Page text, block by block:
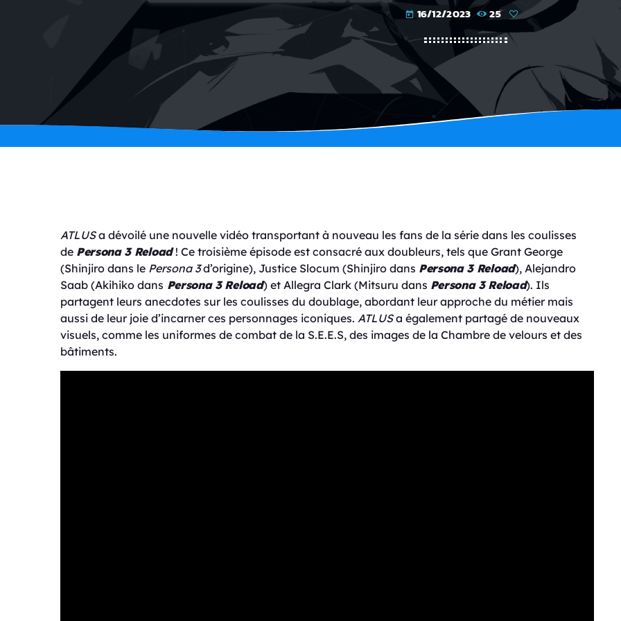
today 16/12/2023 25
ATLUSa dévoilé une nouvelle vidéo transportant à nouveau les fans de la série dans les coulisses
de Persona 3 Reload! Ce troisième épisode est consacré aux doubleurs, tels que Grant George
(Shinjiro dans le Persona 3d’origine), Justice Slocum (Shinjiro dans Persona 3 Reload), Alejandro
Saab (Akihiko dans Persona 3 Reload) et Allegra Clark (Mitsuru dans Persona 3 Reload). Ils
partagent leurs anecdotes sur les coulisses du doublage, abordant leur approche du métier mais
aussi de leur joie d’incarner ces personnages iconiques. ATLUSa également partagé de nouveaux
visuels, comme les uniformes de combat de la S.E.E.S, des images de la Chambre de velours et des
bâtiments.